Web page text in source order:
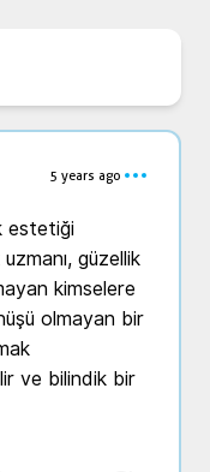
5 years ago
estetiği
güzellik
kimselere
olmayan bir
ve bilindik bir